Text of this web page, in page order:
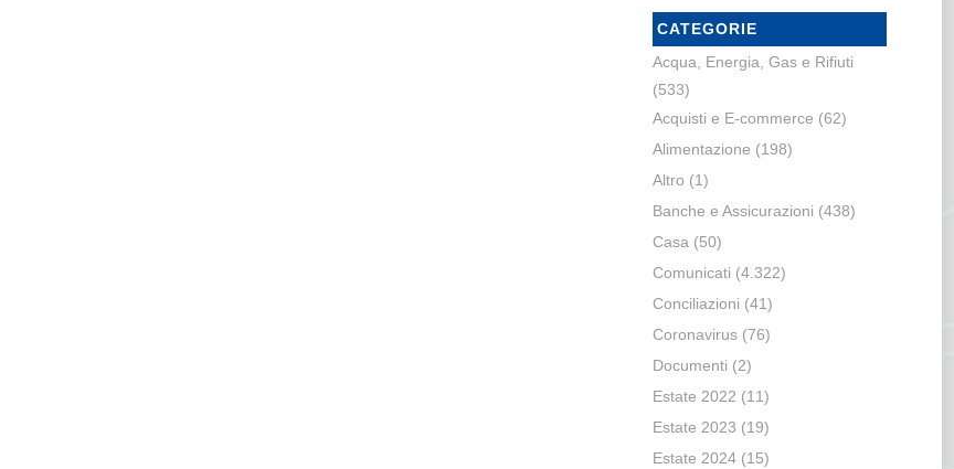
CATEGORIE
Acqua, Energia, Gas e Rifiuti
(533)
Acquisti e E-commerce (62)
Alimentazione (198)
Altro (1)
Banche e Assicurazioni (438)
Casa (50)
Comunicati (4.322)
Conciliazioni (41)
Coronavirus(76)
Documenti (2)
Estate 2022 (11)
Estate 2023 (19)
Estate 2024(15)